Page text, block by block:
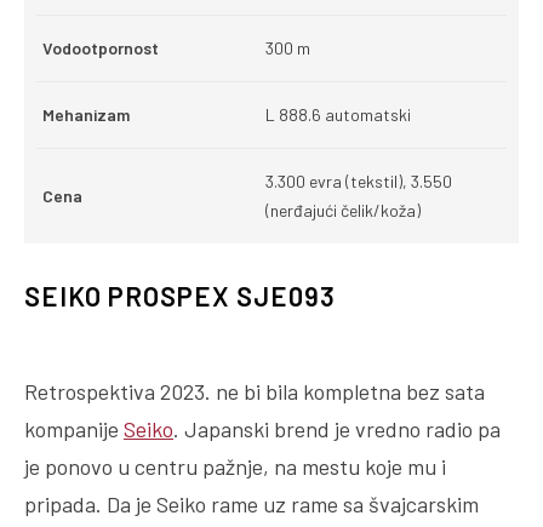
Vodootpornost 300 m
Mehanizam L 888.6 automatski
Cena
3.300 evra (tekstil), 3.550
(nerđajući čelik/koža)
SEIKO PROSPEX SJE093
Retrospektiva 2023. ne bi bila kompletna bez sata
kompanije Seiko. Japanski brend je vredno radio pa
je ponovo u centru pažnje, na mestu koje mu i
pripada. Da je Seiko rame uz rame sa švajcarskim